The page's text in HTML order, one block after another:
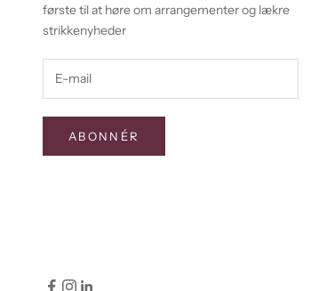
første til at høre om arrangementer og lækre
strikkenyheder
ABONNÉR